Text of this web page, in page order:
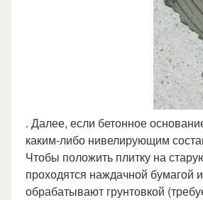
. Далее, если бетонное
каким-либо нивелирующим
Чтобы положить плитку на
проходятся наждачной
обрабатывают грунтовкой